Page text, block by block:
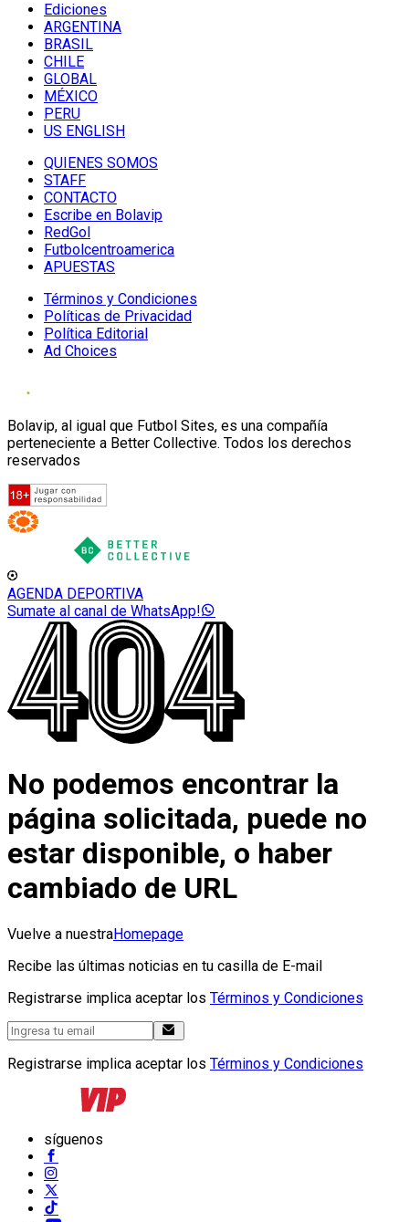
Ediciones
ARGENTINA
BRASIL
CHILE
GLOBAL
MÉXICO
PERU
US ENGLISH
QUIENES SOMOS
STAFF
CONTACTO
Escribe en Bolavip
RedGol
Futbolcentroamerica
APUESTAS
Términos y Condiciones
Políticas de Privacidad
Política Editorial
Ad Choices
Bolavip, al igual que Futbol Sites, es una compañía
perteneciente a Better Collective. Todos los derechos
reservados
AGENDA DEPORTIVA
Sumate al canal de WhatsApp!
No podemos encontrar la
página solicitada, puede no
estar disponible, o haber
cambiado de URL
Vuelve a nuestraHomepage
Recibe las últimas noticias en tu casilla de E-mail
Registrarse implica aceptar los Términos y Condiciones
Registrarse implica aceptar los Términos y Condiciones
síguenos